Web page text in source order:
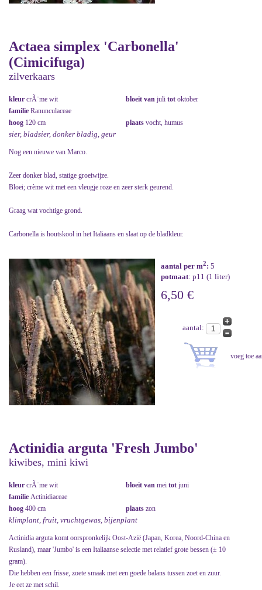
Actaea simplex 'Carbonella'
(Cimicifuga)
zilverkaars
kleur crÃ¨me wit bloeit van juli tot oktober
familie Ranunculaceae
hoog 120 cm plaats vocht, humus
sier, bladsier, donker bladig, geur
Nog een nieuwe van Marco.
Zeer donker blad, statige groeiwijze.
Bloei; crème wit met een vleugje roze en zeer sterk geurend.
Graag wat vochtige grond.
Carbonella is houtskool in het Italiaans en slaat op de bladkleur.
aantal per m2: 5
potmaat: p11 (1 liter)
6,50 €
aantal:
Actinidia arguta 'Fresh Jumbo'
kiwibes, mini kiwi
kleur crÃ¨me wit bloeit van mei tot juni
familie Actinidiaceae
hoog 400 cm plaats zon
klimplant, fruit, vruchtgewas, bijenplant
Actinidia arguta komt oorspronkelijk Oost-Azië (Japan, Korea, Noord-China en
Rusland), maar 'Jumbo' is een Italiaanse selectie met relatief grote bessen (± 10
gram).
Die hebben een frisse, zoete smaak met een goede balans tussen zoet en zuur.
Je eet ze met schil.